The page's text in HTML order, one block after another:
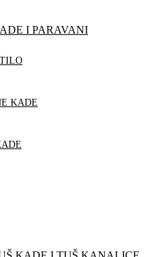
I PARAVANI
KADE